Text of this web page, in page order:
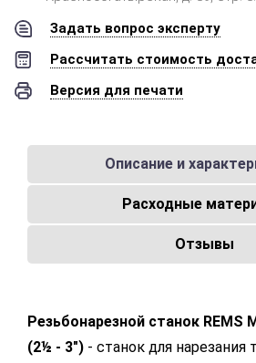
Задать вопрос эксперту
Рассчитать стоимость
Версия для печати
Описание и
Расходные
Отзывы
Резьбонарезной станок REMS
(2½ - 3") - станок для нарезания